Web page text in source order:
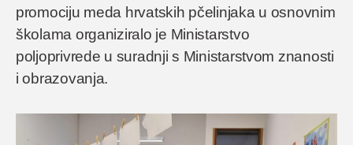
promociju meda hrvatskih pčelinjaka u osnovnim
školama organiziralo je Ministarstvo
poljoprivrede u suradnji s Ministarstvom znanosti
i obrazovanja.